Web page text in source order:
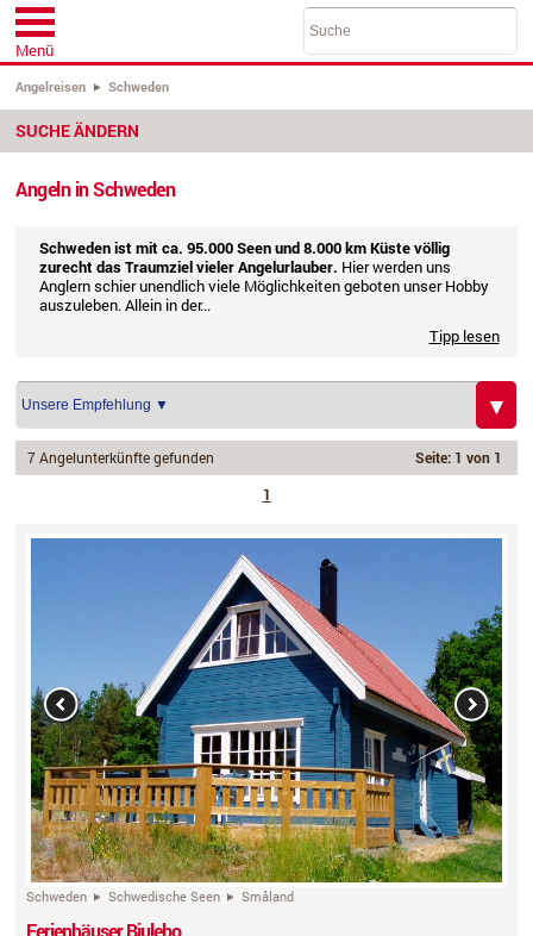
Menü
Angelreisen Schweden
SUCHE ÄNDERN
Angeln in Schweden
Schweden ist mit ca. 95.000 Seen und 8.000 km Küste völlig
zurecht das Traumziel vieler Angelurlauber. Hier werden uns
Anglern schier unendlich viele Möglichkeiten geboten unser Hobby
auszuleben. Allein in der...
Tipp lesen
7 Angelunterkünfte gefunden
Seite: 1 von 1
1
Previous Next
Schweden Schwedische Seen Småland